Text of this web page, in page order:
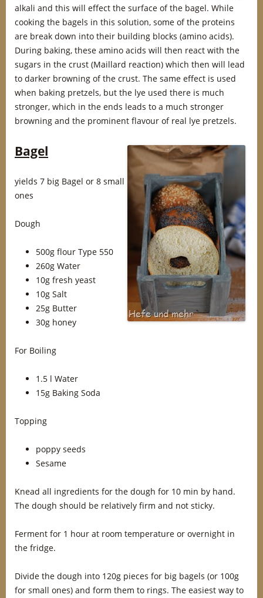
alkali and this will effect the surface of the bagel. While
cooking the bagels in this solution, some of the proteins
are break down into their building blocks (amino acids).
During baking, these amino acids will then react with the
sugars in the crust (Maillard reaction) which then will lead
to darker browning of the crust. The same effect is used
when baking pretzels, but the lye used there is much
stronger, which in the ends leads to a much stronger
browning and the prominent flavour of real lye pretzels.
Bagel
yields 7 big Bagel or 8 small
ones
Dough
500g flour Type 550
260g Water
10g fresh yeast
10g Salt
25g Butter
30g honey
For Boiling
1.5 l Water
15g Baking Soda
Topping
poppy seeds
Sesame
Knead all ingredients for the dough for 10 min by hand.
The dough should be relatively firm and not sticky.
Ferment for 1 hour at room temperature or overnight in
the fridge.
Divide the dough into 120g pieces for big bagels (or 100g
for small ones) and form them to rings. The easiest way to